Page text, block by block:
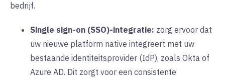
bedrijf.
Single sign-on (SSO)-integratie: zorg ervoor dat
uw nieuwe platform native integreert met uw
bestaande identiteitsprovider (IdP), zoals Okta of
Azure AD. Dit zorgt voor een consistente